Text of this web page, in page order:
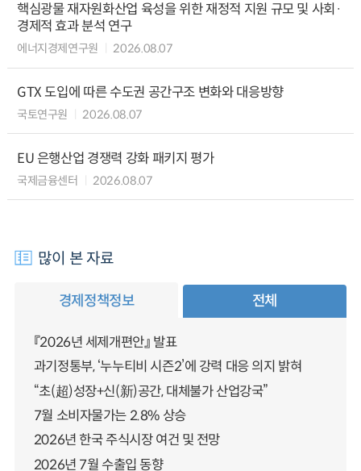
핵심광물 재자원화산업 육성을 위한 재정적 지원 규모 및 사회·
경제적 효과 분석 연구
에너지경제연구원 2026.08.07
GTX 도입에 따른 수도권 공간구조 변화와 대응방향
국토연구원 2026.08.07
EU 은행산업 경쟁력 강화 패키지 평가
국제금융센터 2026.08.07
많이 본 자료
경제정책정보 전체
『2026년 세제개편안』 발표
과기정통부, ‘누누티비 시즌2’에 강력 대응 의지 밝혀
“초(超)성장+신(新)공간, 대체불가 산업강국”
7월 소비자물가는 2.8% 상승
2026년 한국 주식시장 여건 및 전망
2026년 7월 수출입 동향